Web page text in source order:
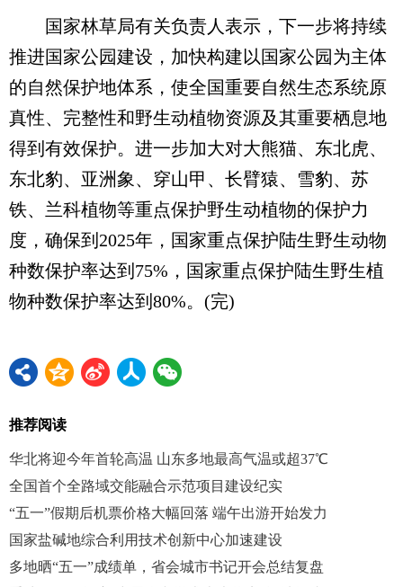
国家林草局有关负责人表示，下一步将持续
推进国家公园建设，加快构建以国家公园为主体
的自然保护地体系，使全国重要自然生态系统原
真性、完整性和野生动植物资源及其重要栖息地
得到有效保护。进一步加大对大熊猫、东北虎、
东北豹、亚洲象、穿山甲、长臂猿、雪豹、苏
铁、兰科植物等重点保护野生动植物的保护力
度，确保到2025年，国家重点保护陆生野生动物
种数保护率达到75%，国家重点保护陆生野生植
物种数保护率达到80%。(完)
推荐阅读
华北将迎今年首轮高温 山东多地最高气温或超37℃
全国首个全路域交能融合示范项目建设纪实
“五一”假期后机票价格大幅回落 端午出游开始发力
国家盐碱地综合利用技术创新中心加速建设
多地晒“五一”成绩单，省会城市书记开会总结复盘